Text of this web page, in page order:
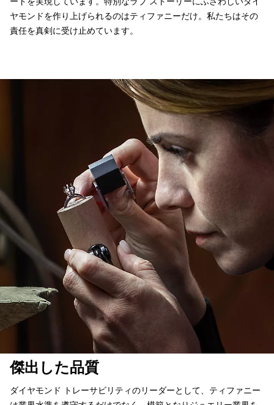
ヤモンドを作り上げられるのはティファニーだけ。私たちはその
責任を真剣に受け止めています。
傑出した品質
ダイヤモンド トレーサビリティのリーダーとして、ティファニー